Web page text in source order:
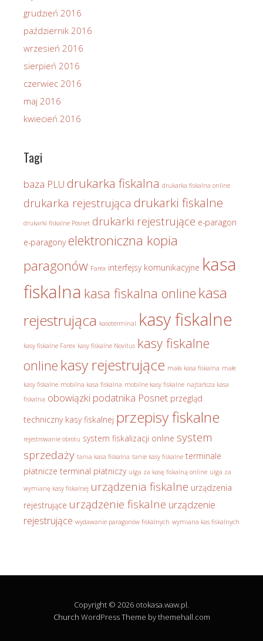
grudzień 2016
październik 2016
wrzesień 2016
sierpień 2016
czerwiec 2016
maj 2016
kwiecień 2016
Tagi
baza PLU drukarka fiskalna drukarka fiskalna online
drukarka rejestrująca drukarki fiskalne
drukarki fiskalne Posnet drukarki rejestrujące e-paragon
e-paragony elektroniczna kopia
paragonów Farex interfejsy komunikacyjne kasa
fiskalna kasa fiskalna online kasa
rejestrująca kasoterminal kasy fiskalne
kasy fiskalne Farex kasy fiskalne Novitus kasy fiskalne
online kasy rejestrujące mała kasa fiskalna małe
kasy fiskalne mobilna kasa fiskalna mobilne kasy fiskalne najtańsza kasa
fiskalna obowiązki podatnika Posnet przegląd
techniczny kasy fiskalnej przepisy fiskalne
rejestrowanie obrotu system fiskalizacji online system
sprzedaży tania kasa fiskalna tanie kasy fiskalne terminale
płatnicze terminal płatniczy ulga za kasę fiskalną online ulga za
wymianę kasy fiskalnej urządzenia fiskalne urządzenia
rejestrujące urządzenie fiskalne urządzenie
rejestrujące wydawanie paragonów fiskalnych wymiana kas fiskalnych
Copyright © 2026 otokasa.waw.pl.
Church WordPress Theme by themehall.com